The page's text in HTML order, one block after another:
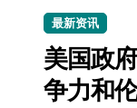
最新资讯
美国政
争力和